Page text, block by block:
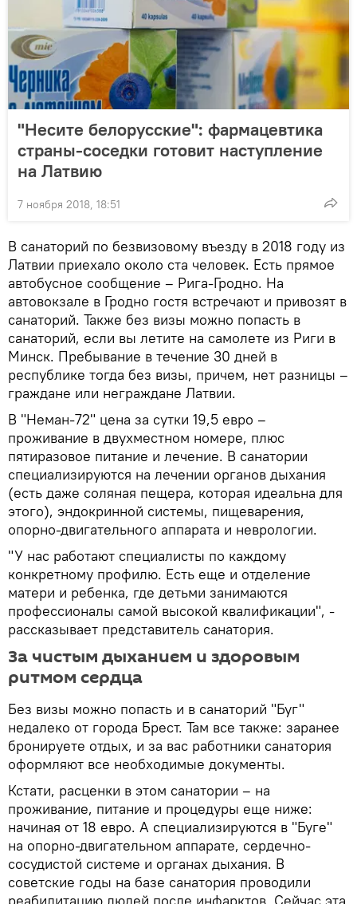
"Несите белорусские": фармацевтика
страны-соседки готовит наступление
на Латвию
7 ноября 2018, 18:51
В санаторий по безвизовому въезду в 2018 году из
Латвии приехало около ста человек. Есть прямое
автобусное сообщение – Рига-Гродно. На
автовокзале в Гродно гостя встречают и привозят в
санаторий. Также без визы можно попасть в
санаторий, если вы летите на самолете из Риги в
Минск. Пребывание в течение 30 дней в
республике тогда без визы, причем, нет разницы –
граждане или неграждане Латвии.
В "Неман-72" цена за сутки 19,5 евро –
проживание в двухместном номере, плюс
пятиразовое питание и лечение. В санатории
специализируются на лечении органов дыхания
(есть даже соляная пещера, которая идеальна для
этого), эндокринной системы, пищеварения,
опорно-двигательного аппарата и неврологии.
"У нас работают специалисты по каждому
конкретному профилю. Есть еще и отделение
матери и ребенка, где детьми занимаются
профессионалы самой высокой квалификации", -
рассказывает представитель санатория.
За чистым дыханием и здоровым
ритмом сердца
Без визы можно попасть и в санаторий "Буг"
недалеко от города Брест. Там все также: заранее
бронируете отдых, и за вас работники санатория
оформляют все необходимые документы.
Кстати, расценки в этом санатории – на
проживание, питание и процедуры еще ниже:
начиная от 18 евро. А специализируются в "Буге"
на опорно-двигательном аппарате, сердечно-
сосудистой системе и органах дыхания. В
советские годы на базе санатория проводили